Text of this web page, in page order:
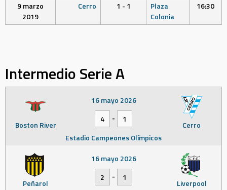
9 marzo
2019
Cerro 1 - 1
Plaza
Colonia
16:30
Intermedio Serie A
Boston River Cerro
16 mayo 2026
4
-
1
Estadio Campeones Olímpicos
Peñarol Liverpool
16 mayo 2026
2
-
1